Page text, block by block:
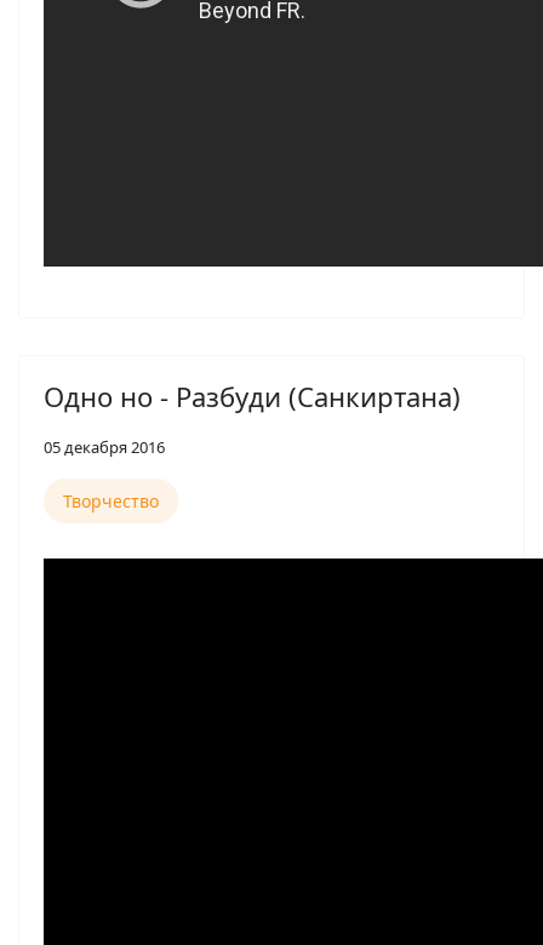
Одно но - Разбуди (Санкиртана)
05 декабря 2016
Творчество